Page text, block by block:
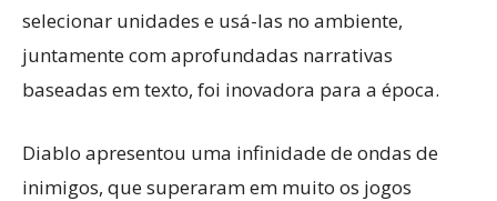
selecionar unidades e usá-las no ambiente,
juntamente com aprofundadas narrativas
baseadas em texto, foi inovadora para a época.
Diablo apresentou uma infinidade de ondas de
inimigos, que superaram em muito os jogos